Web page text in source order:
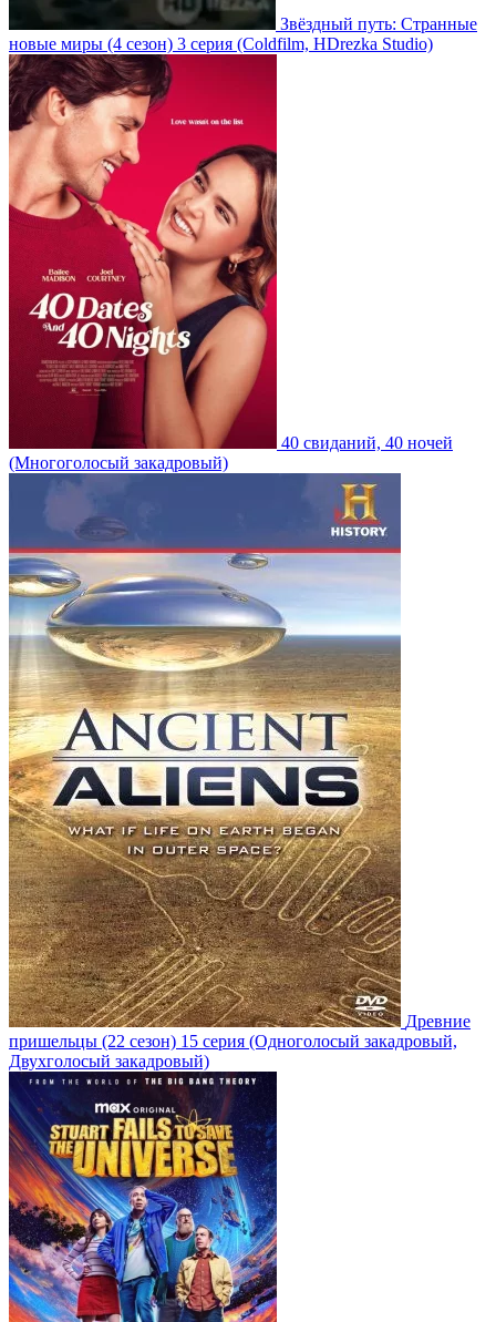
Звёздный путь: Странные
новые миры (4 сезон) 3 серия (Coldfilm, HDrezka Studio)
40 свиданий, 40 ночей
(Многоголосый закадровый)
Древние
пришельцы (22 сезон) 15 серия (Одноголосый закадровый,
Двухголосый закадровый)